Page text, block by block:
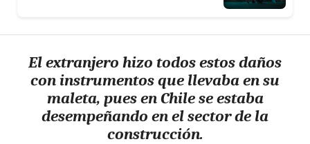
El extranjero hizo todos estos daños
con instrumentos que llevaba en su
maleta, pues en Chile se estaba
desempeñando en el sector de la
construcción.